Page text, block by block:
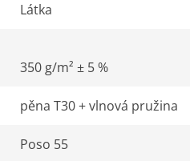
Látka
350 g/m² ± 5 %
pěna T30 + vlnová pružina
Poso 55